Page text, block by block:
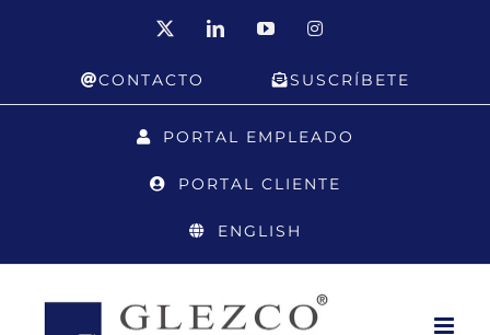
LinkedInYouTubeInstagram
CONTACTO SUSCRÍBETE
PORTAL EMPLEADO
PORTAL CLIENTE
ENGLISH